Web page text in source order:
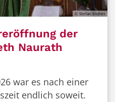
© Stefan Endres
der
Naurath
war es nach einer
endlich soweit.